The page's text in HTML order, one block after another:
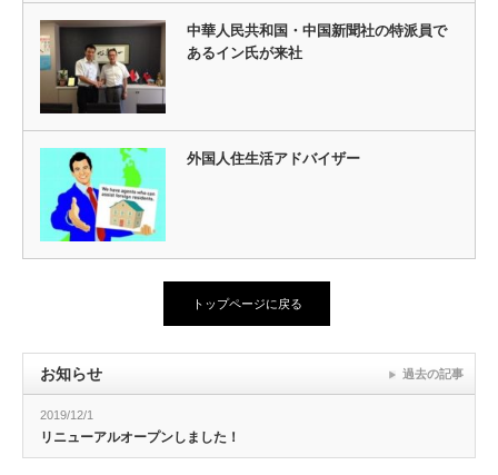
中華人民共和国・中国新聞社の特派員で
あるイン氏が来社
外国人住生活アドバイザー
トップページに戻る
お知らせ
2019/12/1
リニューアルオープンしました！
過去の記事